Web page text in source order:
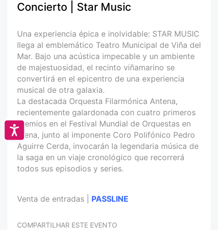
Accesibilidad
Concierto | Star Music
Una experiencia épica e inolvidable: STAR MUSIC
llega al emblemático Teatro Municipal de Viña del
Mar. Bajo una acústica impecable y un ambiente
de majestuosidad, el recinto viñamarino se
convertirá en el epicentro de una experiencia
musical de otra galaxia.
La destacada Orquesta Filarmónica Antena,
recientemente galardonada con cuatro primeros
premios en el Festival Mundial de Orquestas en
Viena, junto al imponente Coro Polifónico Pedro
Aguirre Cerda, invocarán la legendaria música de
la saga en un viaje cronológico que recorrerá
todos sus episodios y series.
Venta de entradas | PASSLINE
COMPARTILHAR ESTE EVENTO